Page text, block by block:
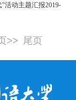
活动主题汇报2019-
>> 尾页